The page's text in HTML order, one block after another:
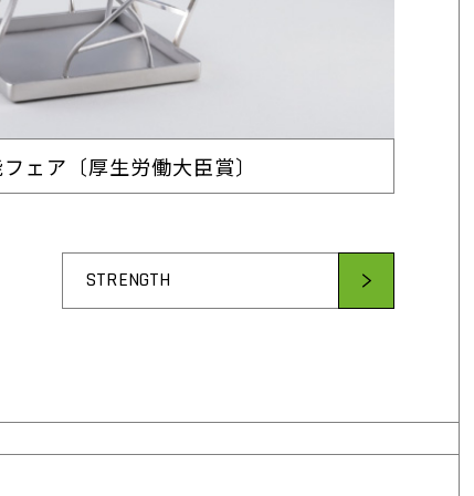
ェア〔厚生労働大臣賞〕
STRENGTH